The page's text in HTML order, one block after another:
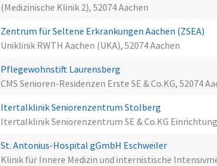
(Medizinische Klinik 2), 52074 Aachen
Zentrum für Seltene Erkrankungen Aachen (ZSEA)
Uniklinik RWTH Aachen (UKA), 52074 Aachen
Pflegewohnstift Laurensberg
CMS Senioren-Residenzen Erste SE & Co.KG, 52074
Itertalklinik Seniorenzentrum Stolberg
Itertalklinik Seniorenzentrum SE & Co.KG
St. Antonius-Hospital gGmbH Eschweiler
Klinik für Innere Medizin und internistische